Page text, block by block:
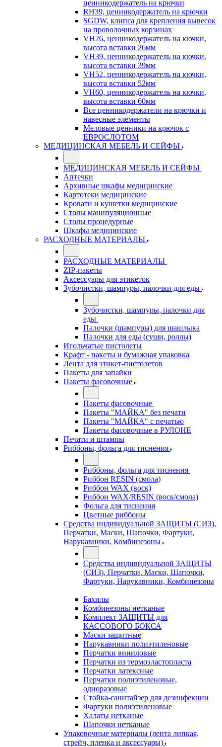
ценникодержатель на крючки
RH39, ценникодержатель на крючки
SGDW, клипса для крепления вывесок
на проволочных корзинах
VH26, ценникодержатель на кючки,
высота вставки 26мм
VH39, ценникодержатель на кючки,
высота вставки 39мм
VH52, ценникодержатель на кючки,
высота вставки 52мм
VH60, ценникодержатель на кючки,
высота вставки 60мм
Все ценникодержатели на крючки и
навесные элементы
Меловые ценники на крючок с
ЕВРОСЛОТОМ
МЕДИЦИНСКАЯ МЕБЕЛЬ И СЕЙФЫ
МЕДИЦИНСКАЯ МЕБЕЛЬ И СЕЙФЫ
Аптечки
Архивные шкафы медицинские
Картотеки медицинские
Кровати и кушетки медицинские
Столы манипуляционные
Столы процедурные
Шкафы медицинские
РАСХОДНЫЕ МАТЕРИАЛЫ
РАСХОДНЫЕ МАТЕРИАЛЫ
ZIP-пакеты
Аксессуары для этикеток
Зубочистки, шампуры, палочки для еды
Зубочистки, шампуры, палочки для
еды
Палочки (шампуры) для шашлыка
Палочки для еды (суши, роллы)
Игольчатые пистолеты
Крафт - пакеты и бумажная упаковка
Лента для этикет-пистолетов
Пакеты для запайки
Пакеты фасовочные
Пакеты фасовочные
Пакеты "МАЙКА" без печати
Пакеты "МАЙКА" с печатью
Пакеты фасовочные в РУЛОНЕ
Печати и штампы
Риббоны, фольга для тиснения
Риббоны, фольга для тиснения
Риббон RESIN (смола)
Риббон WAX (воск)
Риббон WAX/RESIN (воск/смола)
Фольга для тиснения
Цветные риббоны
Средства индивидуальной ЗАЩИТЫ (СИЗ),
Перчатки, Маски, Шапочки, Фартуки,
Нарукавники, Комбинезоны
Средства индивидуальной ЗАЩИТЫ
(СИЗ), Перчатки, Маски, Шапочки,
Фартуки, Нарукавники, Комбинезоны
Бахилы
Комбинезоны нетканые
Комплект ЗАЩИТЫ для
КАССОВОГО БОКСА
Маски защитные
Нарукавники полиэтиленовые
Перчатки виниловые
Перчатки из термоэластопласта
Перчатки латексные
Перчатки полиэтиленовые,
одноразовые
Стойка-санитайзер для дезинфекции
Фартуки полиэтиленовые
Халаты нетканые
Шапочки нетканые
Упаковочные материалы (лента липкая,
стрейч, пленка и аксессуары)